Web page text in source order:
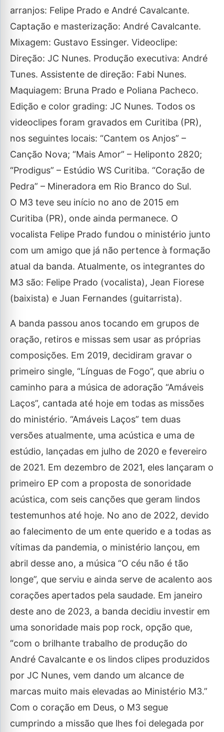
arranjos: Felipe Prado e André Cavalcante.
Captação e masterização: André Cavalcante.
Mixagem: Gustavo Essinger. Videoclipe:
Direção: JC Nunes. Produção executiva: André
Tunes. Assistente de direção: Fabi Nunes.
Maquiagem: Bruna Prado e Poliana Pacheco.
Edição e color grading: JC Nunes. Todos os
videoclipes foram gravados em Curitiba (PR),
nos seguintes locais: “Cantem os Anjos” –
Canção Nova; “Mais Amor” – Heliponto 2820;
“Prodigus” – Estúdio WS Curitiba. “Coração de
Pedra” – Mineradora em Rio Branco do Sul.
O M3 teve seu início no ano de 2015 em
Curitiba (PR), onde ainda permanece. O
vocalista Felipe Prado fundou o ministério junto
com um amigo que já não pertence à formação
atual da banda. Atualmente, os integrantes do
M3 são: Felipe Prado (vocalista), Jean Fiorese
(baixista) e Juan Fernandes (guitarrista).
A banda passou anos tocando em grupos de
oração, retiros e missas sem usar as próprias
composições. Em 2019, decidiram gravar o
primeiro single, “Línguas de Fogo”, que abriu o
caminho para a música de adoração “Amáveis
Laços”, cantada até hoje em todas as missões
do ministério. “Amáveis Laços” tem duas
versões atualmente, uma acústica e uma de
estúdio, lançadas em julho de 2020 e fevereiro
de 2021. Em dezembro de 2021, eles lançaram o
primeiro EP com a proposta de sonoridade
acústica, com seis canções que geram lindos
testemunhos até hoje. No ano de 2022, devido
ao falecimento de um ente querido e a todas as
vítimas da pandemia, o ministério lançou, em
abril desse ano, a música “O céu não é tão
longe”, que serviu e ainda serve de acalento aos
corações apertados pela saudade. Em janeiro
deste ano de 2023, a banda decidiu investir em
uma sonoridade mais pop rock, opção que,
“com o brilhante trabalho de produção do
André Cavalcante e os lindos clipes produzidos
por JC Nunes, vem dando um alcance de
marcas muito mais elevadas ao Ministério M3.”
Com o coração em Deus, o M3 segue
cumprindo a missão que lhes foi delegada por